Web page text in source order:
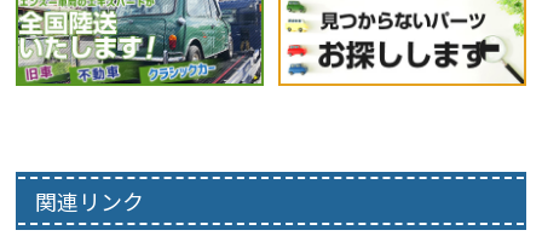
関連リンク